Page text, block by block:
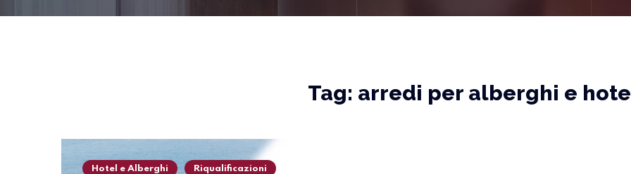
Tag: arredi per alberghi e
Hotel e Alberghi Riqualificazioni